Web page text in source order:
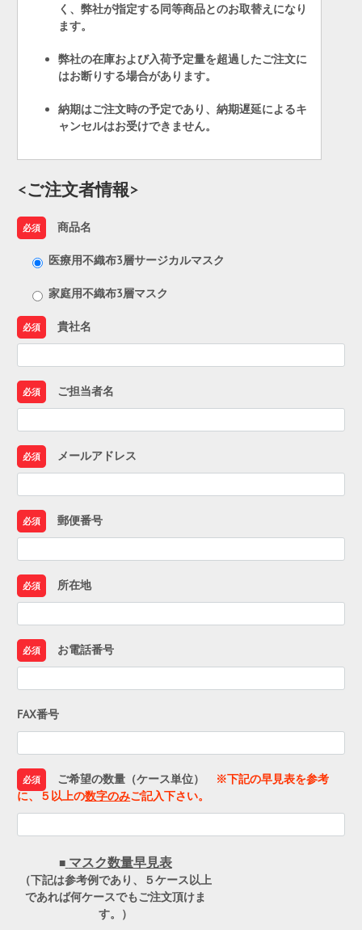
く、弊社が指定する同等商品とのお取替えになり
ます。
弊社の在庫および入荷予定量を超過したご注文に
はお断りする場合があります。
納期はご注文時の予定であり、納期遅延によるキ
ャンセルはお受けできません。
<ご注文者情報>
必須 商品名
医療用不織布3層サージカルマスク
家庭用不織布3層マスク
必須 貴社名
必須 ご担当者名
必須 メールアドレス
必須 郵便番号
必須 所在地
必須 お電話番号
FAX番号
必須 ご希望の数量（ケース単位） ※下記の早見表を参考
に、５以上の数字のみご記入下さい。
■ マスク数量早見表
（下記は参考例であり、５ケース以上
であれば何ケースでもご注文頂けま
す。）